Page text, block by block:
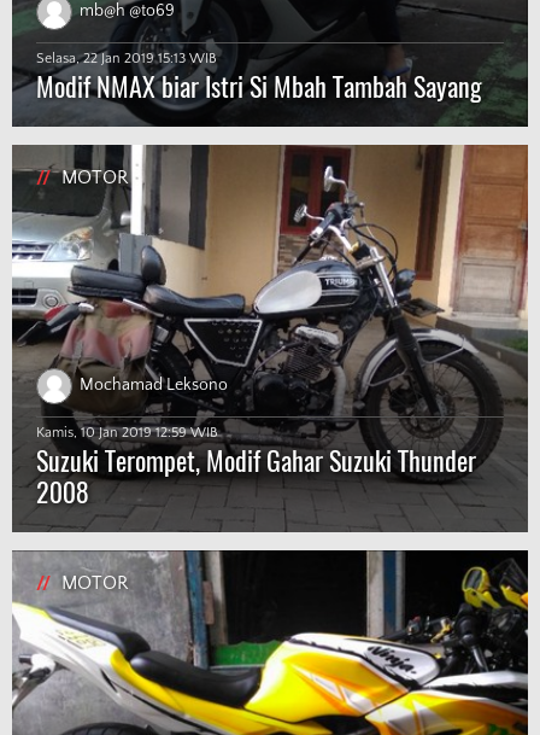
mb@h @to69
Selasa, 22 Jan 2019 15:13 WIB
Modif NMAX biar Istri Si Mbah Tambah Sayang
// MOTOR
Mochamad Leksono
Kamis, 10 Jan 2019 12:59 WIB
Suzuki Terompet, Modif Gahar Suzuki Thunder
2008
// MOTOR